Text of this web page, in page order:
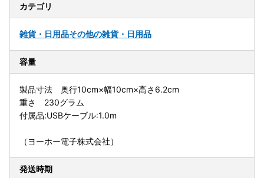
カテゴリ
雑貨・日用品その他の雑貨・日用品
容量
製品寸法 奥行10cm×幅10cm×高さ6.2cm
重さ 230グラム
付属品:USBケーブル:1.0m
（ヨーホー電子株式会社）
発送時期